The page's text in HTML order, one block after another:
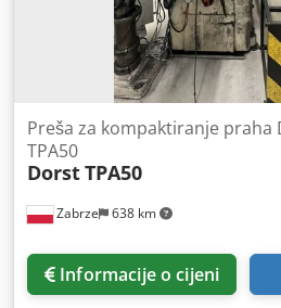
Zabrze 638 km
Preša za kompaktiranje praha
TPA50
DorstTPA50
Informacije o cijeni